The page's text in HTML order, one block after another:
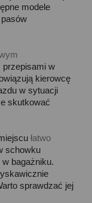
modele
w
kierowcę
w sytuacji
skutkować
łatwo
schowku
bagażniku.
sprawdzać jej